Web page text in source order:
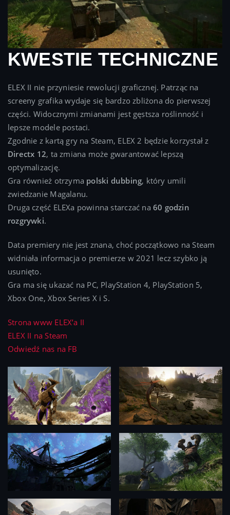
KWESTIE TECHNICZNE
ELEX II nie przyniesie rewolucji graficznej. Patrząc na
screeny grafika wydaje się bardzo zbliżona do pierwszej
części. Widocznymi zmianami jest gęstsza roślinność i
lepsze modele postaci.
Zgodnie z kartą gry na Steam, ELEX 2 będzie korzystał z
Directx 12, ta zmiana może gwarantować lepszą
optymalizację.
Gra również otrzyma polski dubbing, który umili
zwiedzanie Magalanu.
Druga część ELEXa powinna starczać na 60 godzin
rozgrywki.
Data premiery nie jest znana, choć początkowo na Steam
widniała informacja o premierze w 2021 lecz szybko ją
usunięto.
Gra ma się ukazać na PC, PlayStation 4, PlayStation 5,
Xbox One, Xbox Series X i S.
Strona www ELEX’a II
ELEX II na Steam
Odwiedź nas na FB